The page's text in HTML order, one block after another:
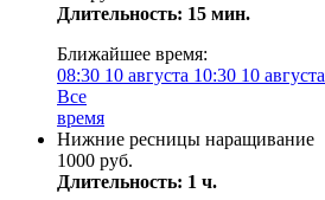
Длительность: 15 мин.
Ближайшее время:
08:30 10 августа 10:30 10 августа
Все
время
Нижние ресницы наращивание
1000 руб.
Длительность: 1 ч.